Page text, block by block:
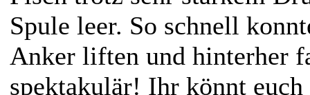
Spule leer. So schnell
Anker liften und hinterher
spektakulär! Ihr könnt